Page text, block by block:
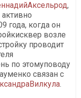
,
года, когда он
возле
проводит
по этомуповоду
связан с
.